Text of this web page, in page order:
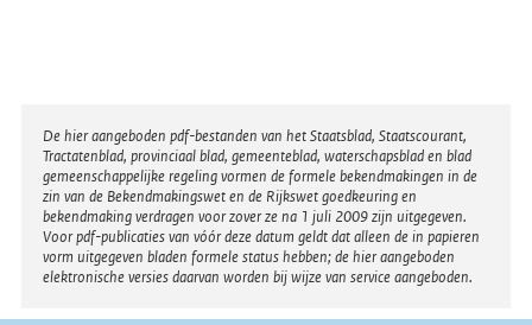
Disclaimer
De hier aangeboden pdf-bestanden van het Staatsblad, Staatscourant,
Tractatenblad, provinciaal blad, gemeenteblad, waterschapsblad en blad
gemeenschappelijke regeling vormen de formele bekendmakingen in de
zin van de Bekendmakingswet en de Rijkswet goedkeuring en
bekendmaking verdragen voor zover ze na 1 juli 2009 zijn uitgegeven.
Voor pdf-publicaties van vóór deze datum geldt dat alleen de in papieren
vorm uitgegeven bladen formele status hebben; de hier aangeboden
elektronische versies daarvan worden bij wijze van service aangeboden.